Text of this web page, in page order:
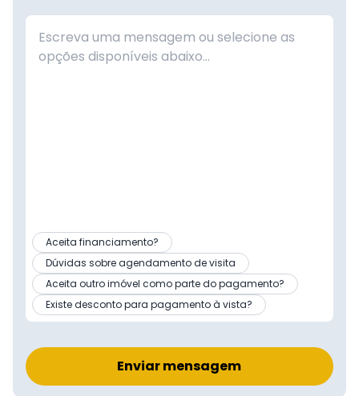
Aceita financiamento?
Dúvidas sobre agendamento de visita
Aceita outro imóvel como parte do pagamento?
Existe desconto para pagamento à vista?
Enviar mensagem